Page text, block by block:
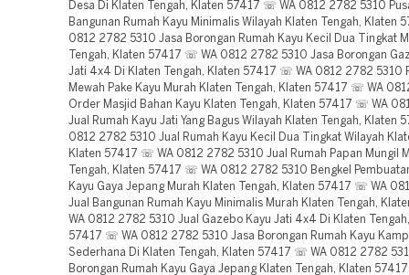
Desa Di Klaten Tengah, Klaten 57417 ☏ WA 0812 2782 5310
Bangunan Rumah Kayu Minimalis Wilayah Klaten Tengah, Klaten
0812 2782 5310 Jasa Borongan Rumah Kayu Kecil Dua Tingkat
Tengah, Klaten 57417 ☏ WA 0812 2782 5310 Jasa Borongan
Jati 4x4 Di Klaten Tengah, Klaten 57417 ☏ WA 0812 2782 5310
Mewah Pake Kayu Murah Klaten Tengah, Klaten 57417 ☏ WA
Order Masjid Bahan Kayu Klaten Tengah, Klaten 57417 ☏ WA
Jual Rumah Kayu Jati Yang Bagus Wilayah Klaten Tengah, Klaten
0812 2782 5310 Jual Rumah Kayu Kecil Dua Tingkat Wilayah
Klaten 57417 ☏ WA 0812 2782 5310 Jual Rumah Papan Mungil
Tengah, Klaten 57417 ☏ WA 0812 2782 5310 Bengkel
Kayu Gaya Jepang Murah Klaten Tengah, Klaten 57417 ☏ WA
Jual Bangunan Rumah Kayu Minimalis Murah Klaten Tengah,
WA 0812 2782 5310 Jual Gazebo Kayu Jati 4x4 Di Klaten
57417 ☏ WA 0812 2782 5310 Jasa Borongan Rumah Kayu
Sederhana Di Klaten Tengah, Klaten 57417 ☏ WA 0812 2782
Borongan Rumah Kayu Gaya Jepang Klaten Tengah, Klaten